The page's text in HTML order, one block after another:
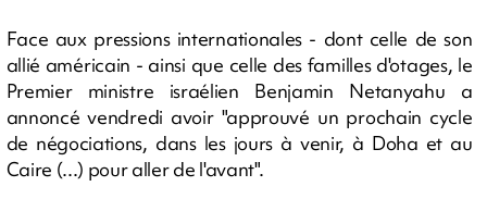
Face aux pressions internationales - dont celle de son
allié américain - ainsi que celle des familles d'otages, le
Premier ministre israélien Benjamin Netanyahu a
annoncé vendredi avoir "approuvé un prochain cycle
de négociations, dans les jours à venir, à Doha et au
Caire (...) pour aller de l'avant".